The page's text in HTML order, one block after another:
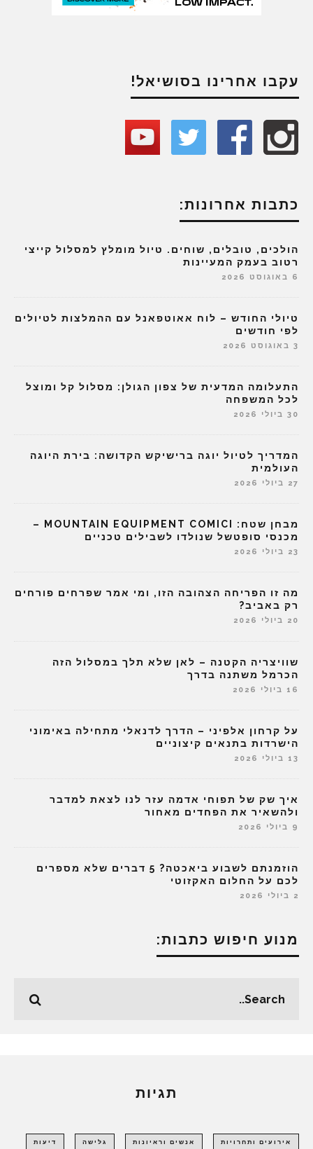
עקבו אחרינו בסושיאל!
כתבות אחרונות:
הולכים, טובלים, שוחים. טיול מומלץ למסלול קייצי
רטוב בעמק המעיינות
6 באוגוסט 2026
טיולי החודש – לוח אאוטפאנל עם ההמלצות לטיולים
לפי חודשים
3 באוגוסט 2026
התעלומה המדעית של צפון הגולן: מסלול קל ומוצל
לכל המשפחה
30 ביולי 2026
המדריך לטיול יוגה ברישיקש הקדושה: בירת היוגה
העולמית
27 ביולי 2026
מבחן שטח: MOUNTAIN EQUIPMENT COMICI –
מכנסי סופטשל שנולדו לשבילים טכניים
23 ביולי 2026
מה זו הפריחה הצהובה הזו, ומי אמר שפרחים פורחים
רק באביב?
20 ביולי 2026
שוויצריה הקטנה – לאן שלא תלך במסלול הזה
הכרמל משתנה בדרך
16 ביולי 2026
על קרחון אלפיני – הדרך לדנאלי מתחילה באימוני
הישרדות בתנאים קיצוניים
13 ביולי 2026
איך שק של תפוחי אדמה עזר לנו לצאת למדבר
ולהשאיר את הפחדים מאחור
9 ביולי 2026
הוזמנתם לשבוע ביאכטה? 5 דברים שלא מספרים
לכם על החלום האקזוטי
2 ביולי 2026
מנוע חיפוש כתבות:
תגיות
אירועים ותחרויות אנשים וראיונות גלישה דיעות